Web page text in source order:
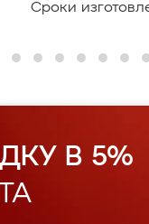
Сроки
В 5%